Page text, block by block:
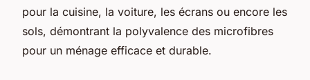
pour la cuisine, la voiture, les écrans ou encore les
sols, démontrant la polyvalence des microfibres
pour un ménage efficace et durable.